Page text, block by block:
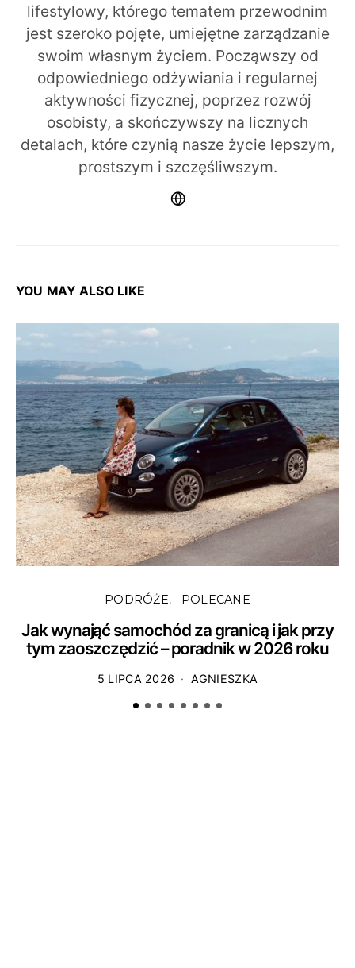
lifestylowy, którego tematem przewodnim
jest szeroko pojęte, umiejętne zarządzanie
swoim własnym życiem. Począwszy od
odpowiedniego odżywiania i regularnej
aktywności fizycznej, poprzez rozwój
osobisty, a skończywszy na licznych
detalach, które czynią nasze życie lepszym,
prostszym i szczęśliwszym.
YOU MAY ALSO LIKE
PODRÓŻE POLECANE
Jak wynająć samochód za granicą i jak przy
tym zaoszczędzić – poradnik w 2026 roku
5 LIPCA 2026 AGNIESZKA